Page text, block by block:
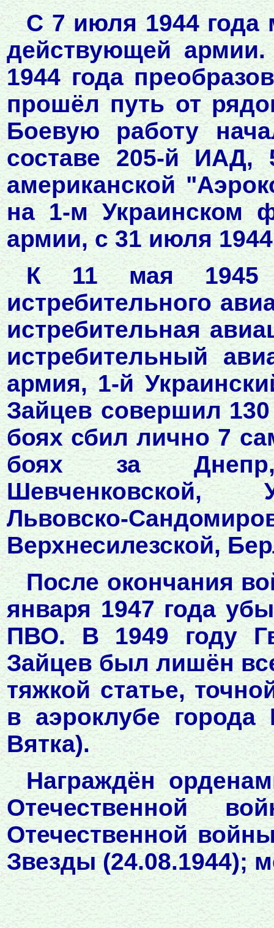
С 7 июля 1944 года
действующей
1944 года
прошёл путь от
Боевую работу
составе 205-й ИАД,
американской
на 1-м Украинском
армии, с 31 июля
К 11 мая 1945
истребительного
истребительная
истребительный
армия, 1-й
Зайцев совершил
боях сбил лично 7
боях за Днепр,
Шевченковской,
Львовско-
Верхнесилезской,
После окончания
января 1947 года
ПВО. В 1949 году
Зайцев был лишён
тяжкой статье,
в аэроклубе
Вятка).
Награждён
Отечественной
Отечественной
Звезды (24.08.1944);